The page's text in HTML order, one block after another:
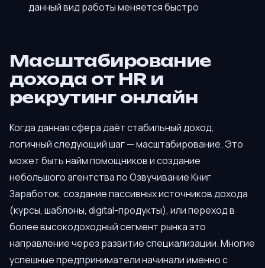
данный вид работы меняется быстро
Масштабирование
дохода от HR и
рекрутинг онлайн
Когда данная сфера даёт стабильный доход,
логичный следующий шаг — масштабирование. Это
может быть найм помощников и создание
небольшого агентства по Озвучивание Книг
Заработок, создание пассивных источников дохода
(курсы, шаблоны, digital-продукты), или переход в
более высокодоходный сегмент рынка это
направление через развитие специализации. Многие
успешные предприниматели начинали именно с